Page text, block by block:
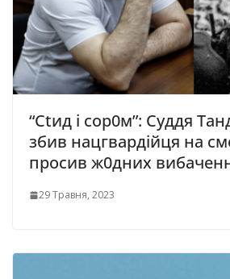
“Сtид і сор0м”: Суддя
збив нацгвардійця на
просив ж0дних
29 Травня, 2023